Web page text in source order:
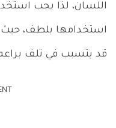
اللسان، لذا يجب
استخدامها بلطف،
قد يتسبب في تلف براعم